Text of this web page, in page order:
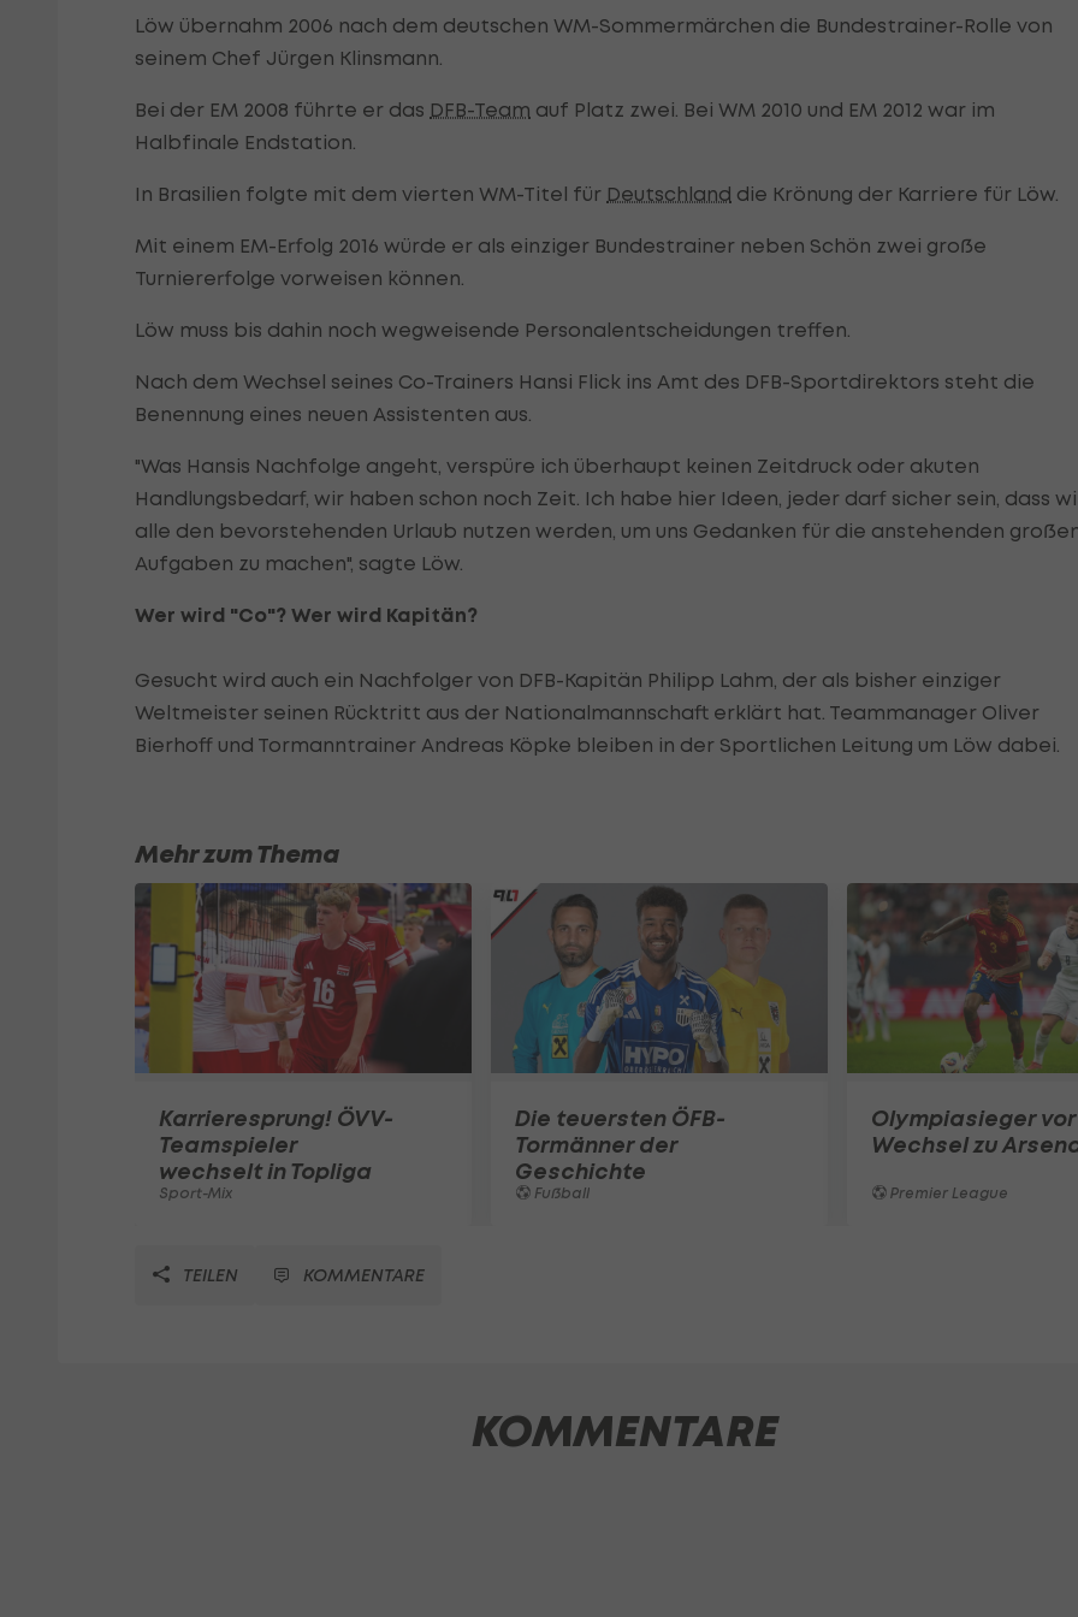
Löw übernahm 2006 nach dem deutschen WM-Sommermärchen die Bundestrainer-Rolle von
seinem Chef Jürgen Klinsmann.
Bei der EM 2008 führte er das DFB-Team auf Platz zwei. Bei WM 2010 und EM 2012 war im
Halbfinale Endstation.
In Brasilien folgte mit dem vierten WM-Titel für Deutschland die Krönung der Karriere für Löw.
Mit einem EM-Erfolg 2016 würde er als einziger Bundestrainer neben Schön zwei große
Turniererfolge vorweisen können.
Löw muss bis dahin noch wegweisende Personalentscheidungen treffen.
Nach dem Wechsel seines Co-Trainers Hansi Flick ins Amt des DFB-Sportdirektors steht die
Benennung eines neuen Assistenten aus.
"Was Hansis Nachfolge angeht, verspüre ich überhaupt keinen Zeitdruck oder akuten
Handlungsbedarf, wir haben schon noch Zeit. Ich habe hier Ideen, jeder darf sicher sein, dass
alle den bevorstehenden Urlaub nutzen werden, um uns Gedanken für die anstehenden
Aufgaben zu machen", sagte Löw.
Wer wird "Co"? Wer wird Kapitän?
Gesucht wird auch ein Nachfolger von DFB-Kapitän Philipp Lahm, der als bisher einziger
Weltmeister seinen Rücktritt aus der Nationalmannschaft erklärt hat. Teammanager Oliver
Bierhoff und Tormanntrainer Andreas Köpke bleiben in der Sportlichen Leitung um Löw dabei.
Mehr zum Thema
Karrieresprung! ÖVV-
Teamspieler
wechselt in Topliga
Sport-Mix
Die teuersten ÖFB-
Tormänner der
Geschichte
Fußball
Olympiasieger vor
Wechsel zu
Premier League
TEILEN KOMMENTARE
KOMMENTARE